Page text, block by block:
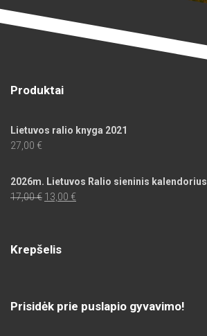
Produktai
Lietuvos ralio knyga 2021
27,00 €
2026m. Lietuvos Ralio sieninis kalendorius
17,00€ Original
13,00 €Current
Krepšelis
Prisidėk prie puslapio gyvavimo!